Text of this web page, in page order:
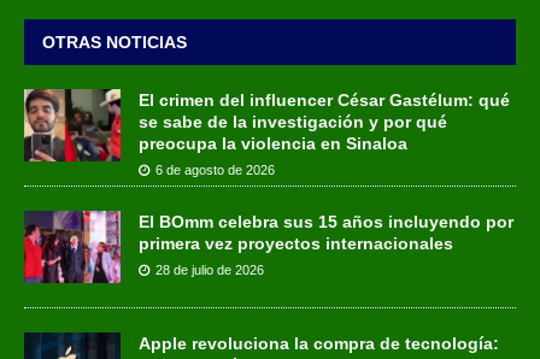
OTRAS NOTICIAS
El crimen del influencer César Gastélum: qué
se sabe de la investigación y por qué
preocupa la violencia en Sinaloa
6 de agosto de 2026
El BOmm celebra sus 15 años incluyendo por
primera vez proyectos internacionales
28 de julio de 2026
Apple revoluciona la compra de tecnología: